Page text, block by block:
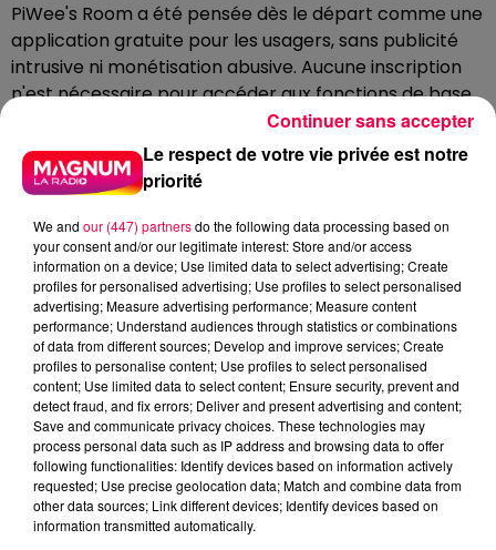
PiWee's Room a été pensée dès le départ comme une
application gratuite pour les usagers, sans publicité
intrusive ni monétisation abusive. Aucune inscription
n'est nécessaire pour accéder aux fonctions de base.
Ceux qui souhaitent contribuer peuvent le faire en
créant un compte gratuit, et participer activement à
la communauté en ajoutant ou évaluant des lieux.
abonnement annuel de 49,90 euros destiné aux
établissements professionnels (bars, restaurants,
cafés, lieux publics, etc.). Cet abonnement leur
permet d'interagir avec la communauté, de répondre
aux avis, d'accéder à des statistiques et de candidater
au label qualité.
Trouver des toilettes à proximité peut parfois être un
vrai casse-tête
UN OUTIL DE SANTÉ PUBLIQUE ET DE
DIGNITÉ
Le respect de votre vie privée est notre
priorité
We and our (447) partnersdo the following data processing based on
your consent and/or our legitimate interest: Store and/or access
information on a device; Use limited data to select advertising; Create
profiles for personalised advertising; Use profiles to select personalised
advertising; Measure advertising performance; Measure content
performance; Understand audiences through statistics or combinations
of data from different sources; Develop and improve services; Create
profiles to personalise content; Use profiles to select personalised
content; Use limited data to select content; Ensure security, prevent and
detect fraud, and fix errors; Deliver and present advertising and content;
Save and communicate privacy choices. These technologies may
process personal data such as IP address and browsing data to offer
following functionalities: Identify devices based on information actively
requested; Use precise geolocation data; Match and combine data from
other data sources; Link different devices; Identify devices based on
information transmitted automatically.
Continuer sans accepter